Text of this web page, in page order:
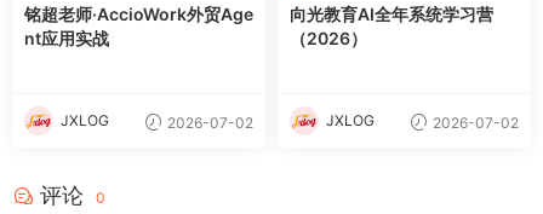
铭超老师·AccioWork外贸Age
nt应用实战
JXLOG 2026-07-02
向光教育AI全年系统学习营
（2026）
JXLOG 2026-07-02
评论 0